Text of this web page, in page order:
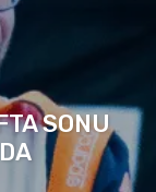
SONU